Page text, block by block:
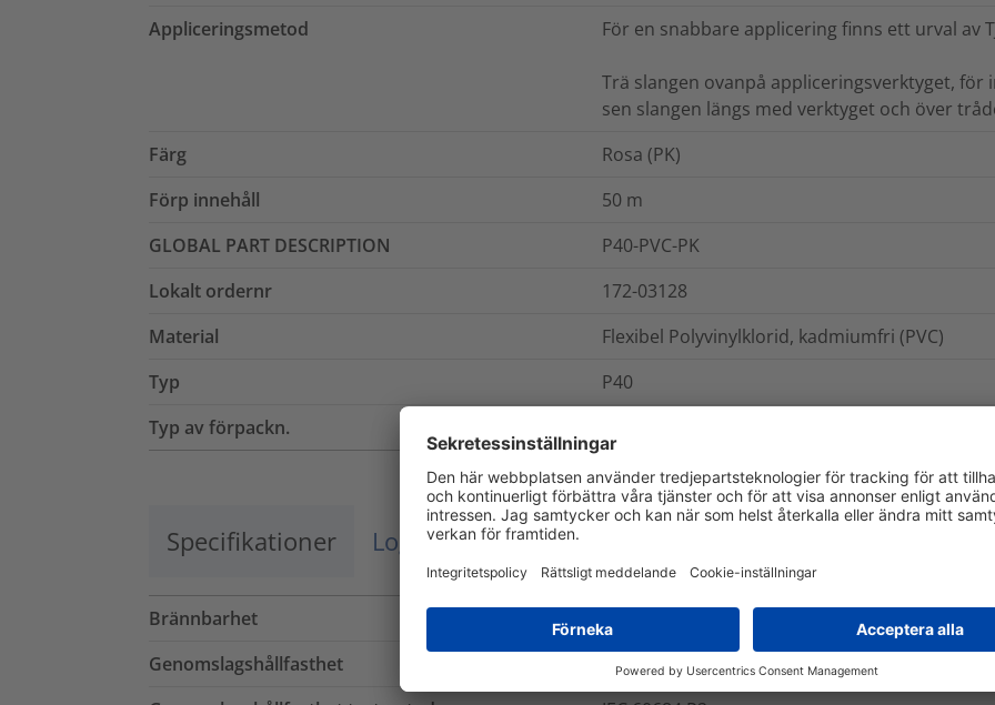
Appliceringsmetod
För en snabbare applicering finns ett urval av
Trä slangen ovanpå appliceringsverktyget,
sen slangen längs med verktyget och över
Färg
Rosa (PK)
Förp innehåll
50 m
GLOBAL PART DESCRIPTION
P40-PVC-PK
Lokalt ordernr
172-03128
Material
Flexibel Polyvinylklorid, kadmiumfri (PVC)
Typ
P40
Typ av förpackn.
Specifikationer Logistik och Förpackning
Brännbarhet
Genomslagshållfasthet
57kV/mm